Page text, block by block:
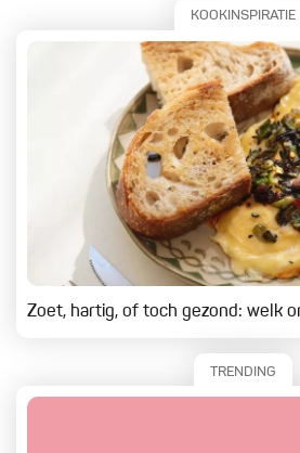
KOOKINSPIRATIE
Zoet, hartig, of toch gezond: welk
TRENDING